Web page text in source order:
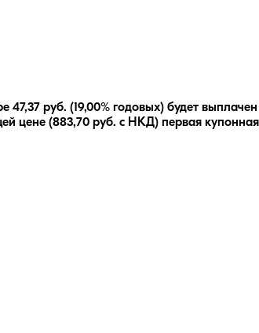
47,37 руб. (19,00% годовых) будет выплачен
цене (883,70 руб. с НКД) первая